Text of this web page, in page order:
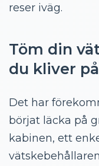
reser iväg.
Töm din
du kliver
Det har
börjat läcka på
kabinen, ett